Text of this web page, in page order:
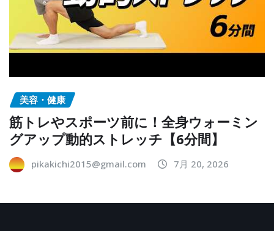
美容・健康
筋トレやスポーツ前に！全身ウォーミン
グアップ動的ストレッチ【6分間】
pikakichi2015@gmail.com 7月 20, 2026